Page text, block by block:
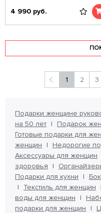
4 990 руб.
1 2 3
Подарки женщине
на 50 лет
Подарок
Готовые подарки для
женщин
Недорогие
Аксессуары для женщин
здоровья
Подарки для кухни
Текстиль для женщин
воды для женщин
подарки для женщин